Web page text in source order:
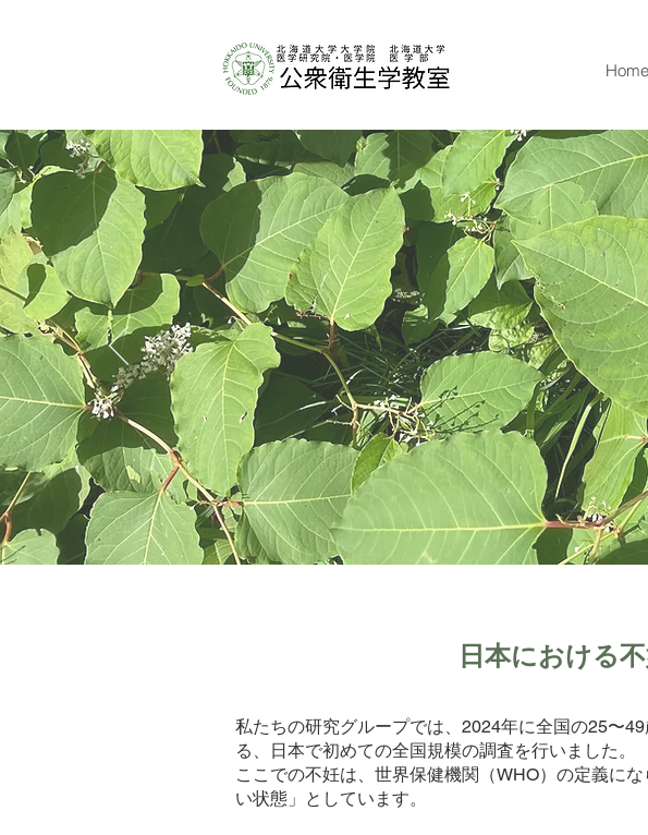
Home
日本における
私たちの研究グループでは、2024年に全国の25〜
る、日本で初めての全国規模の調査を行いました。
ここでの不妊は、世界保健機関（WHO）の定義に
い状態」としています。